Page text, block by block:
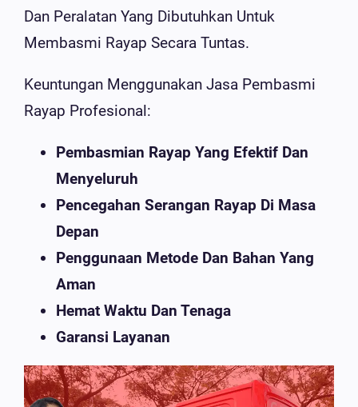
Dan Peralatan Yang Dibutuhkan Untuk
Membasmi Rayap Secara Tuntas.
Keuntungan Menggunakan Jasa Pembasmi
Rayap Profesional:
Pembasmian Rayap Yang Efektif Dan
Menyeluruh
Pencegahan Serangan Rayap Di Masa
Depan
Penggunaan Metode Dan Bahan Yang
Aman
Hemat Waktu Dan Tenaga
Garansi Layanan